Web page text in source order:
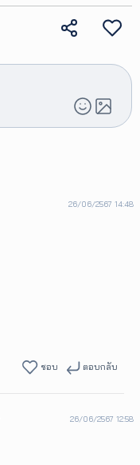
26/06/2567 14:48
ชอบ ตอบกลับ
26/06/2567 12:58